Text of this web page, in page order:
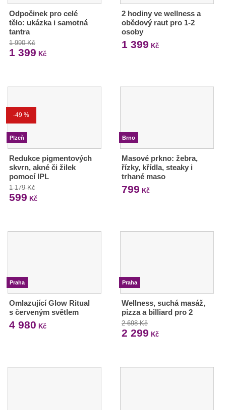
Odpočinek pro celé
tělo: ukázka i samotná
tantra
1 990 Kč
1 399 Kč
2 hodiny ve wellness a
obědový raut pro 1-2
osoby
1 399 Kč
-49 %
Plzeň
Redukce pigmentových
skvrn, akné či žilek
pomocí IPL
1 179 Kč
599 Kč
Brno
Masové prkno: žebra,
řízky, křídla, steaky i
trhané maso
799 Kč
Praha
Omlazující Glow Ritual
s červeným světlem
4 980 Kč
Praha
Wellness, suchá masáž,
pizza a billiard pro 2
2 698 Kč
2 299 Kč